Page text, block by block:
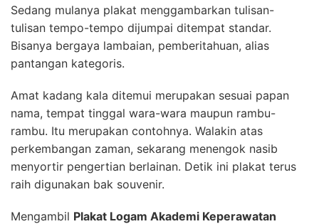
Sedang mulanya plakat menggambarkan tulisan-
tulisan tempo-tempo dijumpai ditempat standar.
Bisanya bergaya lambaian, pemberitahuan, alias
pantangan kategoris.
Amat kadang kala ditemui merupakan sesuai papan
nama, tempat tinggal wara-wara maupun rambu-
rambu. Itu merupakan contohnya. Walakin atas
perkembangan zaman, sekarang menengok nasib
menyortir pengertian berlainan. Detik ini plakat terus
raih digunakan bak souvenir.
Mengambil Plakat Logam Akademi Keperawatan